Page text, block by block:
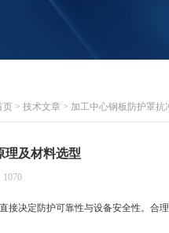
页 > 技术文章 > 加工中心钢板防护罩
理及材料选型
决定防护可靠性与设备安全性。合